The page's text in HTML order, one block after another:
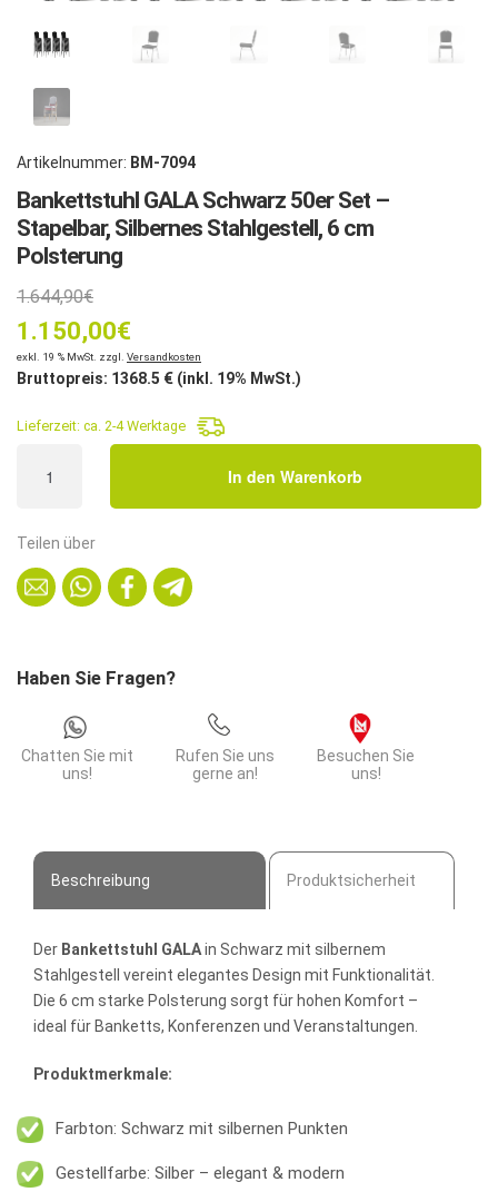
Artikelnummer: BM-7094
Bankettstuhl GALA Schwarz 50er Set –
Stapelbar, Silbernes Stahlgestell, 6 cm
Polsterung
1.644,90€Ursprünglicher
Preis
war:
1.644,90€
1.150,00€
Aktueller
Preis
1.150,00€.
exkl. 19 % MwSt. zzgl. Versandkosten
Bruttopreis: 1368.5 € (inkl. 19% MwSt.)
Lieferzeit: ca. 2-4 Werktage
GALA
50er
–
Stapelbar,
6
Polsterung
Menge
In den Warenkorb
Teilen über
Haben Sie Fragen?
Chatten Sie mit
uns!
Rufen Sie uns
gerne an!
Besuchen Sie
uns!
Beschreibung Produktsicherheit
Der Bankettstuhl GALAin Schwarz mit silbernem
Stahlgestell vereint elegantes Design mit Funktionalität.
Die 6 cm starke Polsterung sorgt für hohen Komfort –
ideal für Banketts, Konferenzen und Veranstaltungen.
Produktmerkmale:
Farbton: Schwarz mit silbernen Punkten
Gestellfarbe: Silber – elegant & modern